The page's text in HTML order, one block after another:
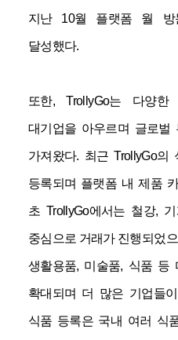
지난 10월 플랫폼 월 방
달성했다.
또한, TrollyGo는 다양한
대기업을 아우르며 글로벌
가져왔다. 최근TrollyGo의
등록되며 플랫폼 내 제품
초 TrollyGo에서는 철강, 기
중심으로 거래가 진행되었
생활용품, 미술품, 식품 등
확대되며 더 많은 기업들
식품 등록은 국내 여러 식